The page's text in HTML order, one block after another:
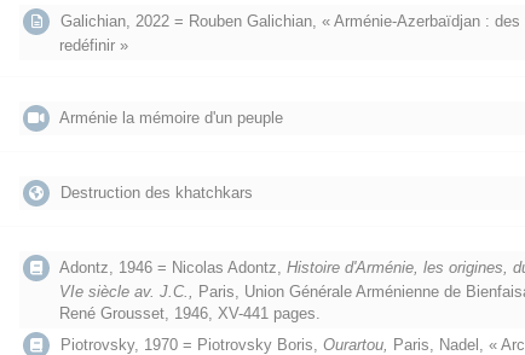
Galichian, 2022 = Rouben Galichian, « Arménie-Azerbaïdjan : des
redéfinir »
Arménie la mémoire d'un peuple
Destruction des khatchkars
Adontz, 1946 = Nicolas Adontz, Histoire d'Arménie, les origines,
VIe siècle av. J.C., Paris, Union Générale Arménienne de
René Grousset, 1946, XV-441 pages.
Piotrovsky, 1970 = Piotrovsky Boris, Ourartou, Paris, Nadel, «